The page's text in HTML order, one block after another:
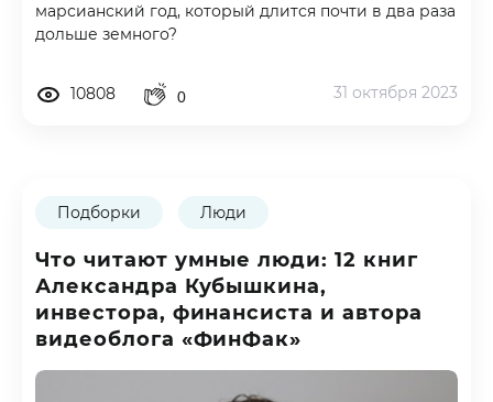
марсианский год, который длится почти в два раза
дольше земного?
10808 0 31 октября 2023
Подборки Люди
Что читают умные люди: 12 книг
Александра Кубышкина,
инвестора, финансиста и автора
видеоблога «ФинФак»